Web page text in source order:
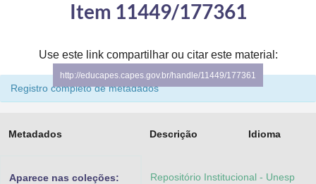
Item 11449/177361
Use este link compartilhar ou citar este material:
http://educapes.capes.gov.br/handle/11449/177361
Registro completo de metadados
Metadados Descrição Idioma
Aparece nas coleções: Repositório Institucional - Unesp